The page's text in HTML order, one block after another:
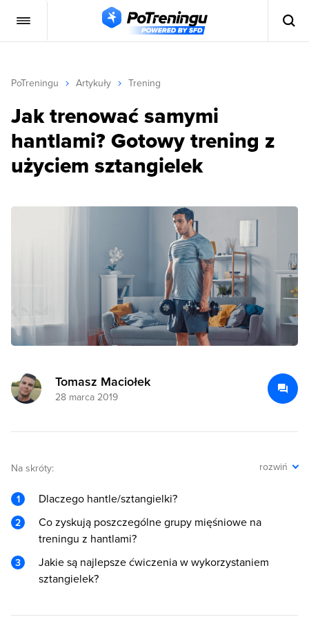
PoTreningu Artykuły Trening
Jak trenować samymi
hantlami? Gotowy trening z
użyciem sztangielek
Tomasz Maciołek
28 marca 2019
Na skróty: rozwiń
Dlaczego hantle/sztangielki?
Co zyskują poszczególne grupy mięśniowe na
treningu z hantlami?
Jakie są najlepsze ćwiczenia w wykorzystaniem
sztangielek?